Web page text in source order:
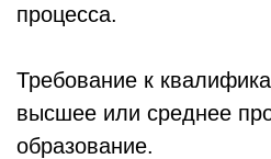
процесса.
Требование к
высшее или среднее
образование.